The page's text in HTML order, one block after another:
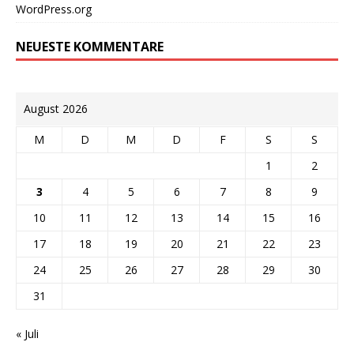
WordPress.org
NEUESTE KOMMENTARE
August 2026
M D M D F S
S
1
2
3
4 5 6 7 8
9
10
11 12 13 14 15
16
17
18 19 20 21 22
23
24
25 26 27 28 29
30
31
« Juli